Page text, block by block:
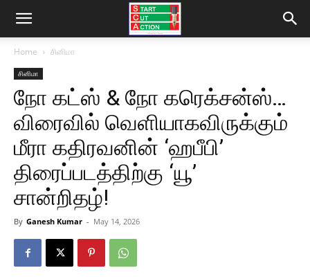
Home சினிமா
சினிமா
நோ கட்ஸ் & நோ கரெக்சன்ஸ்…
விரைவில் வெளியாகவிருக்கும்
மீரா கதிரவனின் ‘ஹபீபி’
திரைப்படத்திற்கு ‘யூ’
சான்றிதழ்!
By Ganesh Kumar - May 14, 2026